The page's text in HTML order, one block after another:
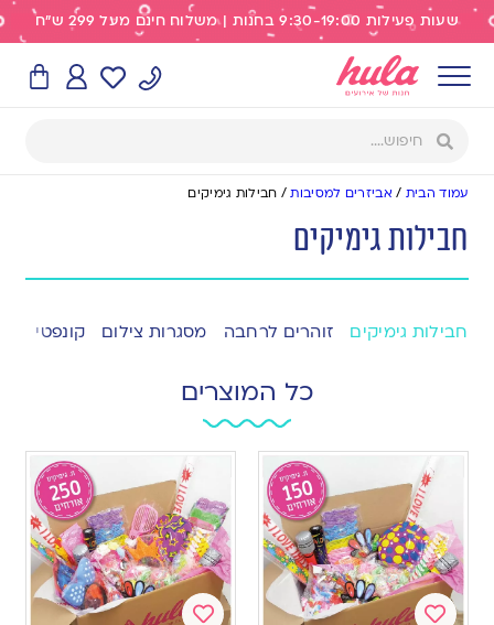
שעות פעילות 9:30-19:00 בחנות | משלוח חינם מעל 299 ש"ח
עמוד הבית /אביזרים למסיבות/ חבילות גימיקים
חבילות גימיקים
חבילות גימיקים זוהרים לרחבה מסגרות צילום קונפטי
כל המוצרים